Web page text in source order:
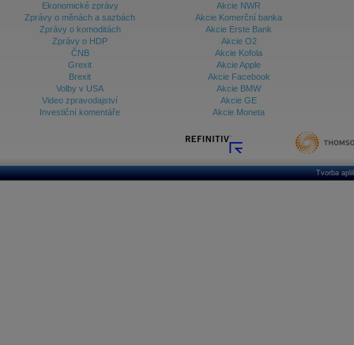
Ekonomické zprávy
Zprávy o měnách a sazbách
Zprávy o komoditách
Zprávy o HDP
ČNB
Grexit
Brexit
Volby v USA
Video zpravodajství
Investiční komentáře
Akcie NWR
Akcie Komerční banka
Akcie Erste Bank
Akcie O2
Akcie Kofola
Akcie Apple
Akcie Facebook
Akcie BMW
Akcie GE
Akcie Moneta
Tvorba